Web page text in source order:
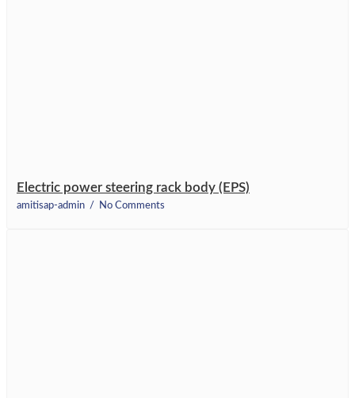
Electric power steering rack body (EPS)
amitisap-admin No Comments